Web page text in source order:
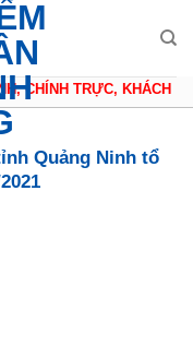
CHÍNH TRỰC, KHÁCH
Quảng Ninh tổ